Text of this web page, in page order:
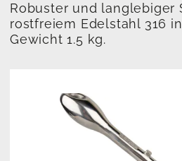
Robuster und langlebiger
rostfreiem Edelstahl 316
Gewicht 1.5 kg.